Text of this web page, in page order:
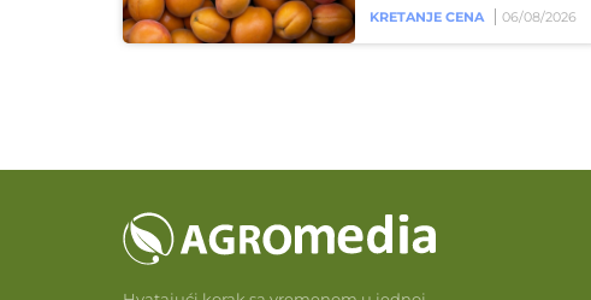
KRETANJE CENA 06/08/2026